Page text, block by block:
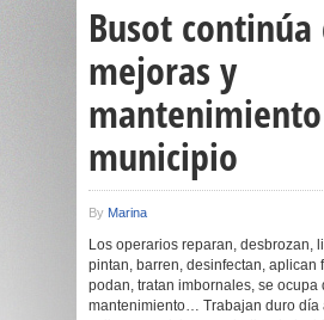
Busot continúa
mejoras y
municipio
By Marina
Los operarios reparan, desbrozan,
pintan, barren, desinfectan, aplican
podan, tratan imbornales, se ocupa
mantenimiento… Trabajan duro día